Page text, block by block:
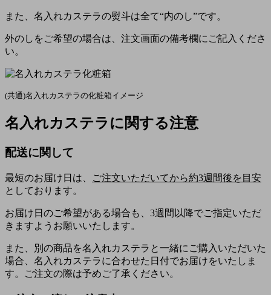
また、名入れカステラの熨斗は全て“内のし”です。
外のしをご希望の場合は、注文画面の備考欄にご記入くださ
い。
(共通)名入れカステラの化粧箱イメージ
名入れカステラに関する注意
配送に関して
最短のお届け日は、
ご注文いただいてから約3週間後を目安
としております。
お届け日のご希望がある場合も、3週間以降でご指定いただ
きますようお願いいたします。
また、別の商品を名入れカステラと一緒にご購入いただいた
場合、名入れカステラに合わせた日付でお届けをいたしま
す。ご注文の際は予めご了承ください。